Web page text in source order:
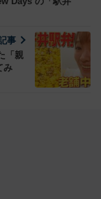
事
「親
み